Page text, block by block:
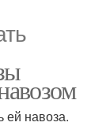
ей навоза.